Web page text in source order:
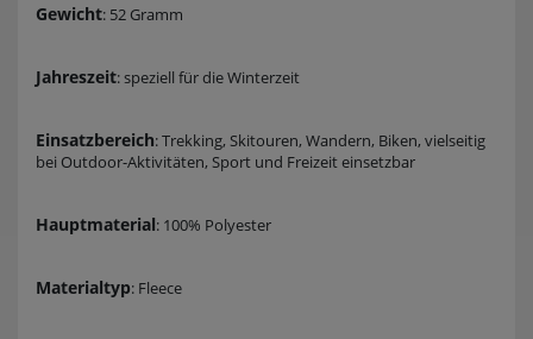
Gewicht: 52 Gramm
Jahreszeit: speziell für die Winterzeit
Einsatzbereich: Trekking, Skitouren, Wandern, Biken, vielseitig
bei Outdoor-Aktivitäten, Sport und Freizeit einsetzbar
Hauptmaterial: 100% Polyester
Materialtyp: Fleece